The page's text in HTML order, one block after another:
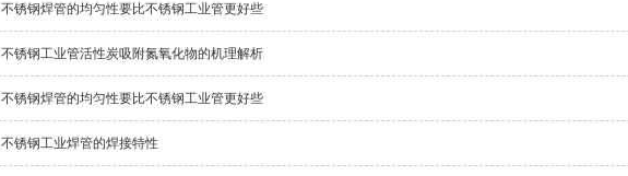
不锈钢焊管的均匀性要比不锈钢工业管更好些
不锈钢工业管活性炭吸附氮氧化物的机理解析
不锈钢焊管的均匀性要比不锈钢工业管更好些
不锈钢工业焊管的焊接特性